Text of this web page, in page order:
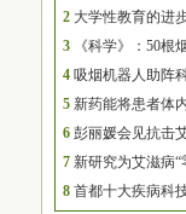
2 大学性教育的进
3
《科学》：50根
4 吸烟机器人助阵
5 新药能将患者体
6 彭丽媛会见抗击
7 新研究为艾滋病“
8 首都十大疾病科